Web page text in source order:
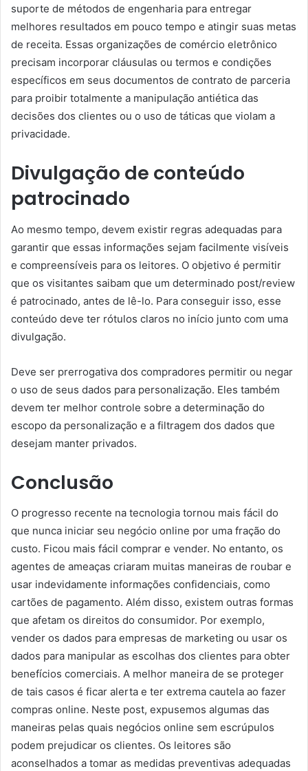
suporte de métodos de engenharia para entregar
melhores resultados em pouco tempo e atingir suas metas
de receita. Essas organizações de comércio eletrônico
precisam incorporar cláusulas ou termos e condições
específicos em seus documentos de contrato de parceria
para proibir totalmente a manipulação antiética das
decisões dos clientes ou o uso de táticas que violam a
privacidade.
Divulgação de conteúdo
patrocinado
Ao mesmo tempo, devem existir regras adequadas para
garantir que essas informações sejam facilmente visíveis
e compreensíveis para os leitores. O objetivo é permitir
que os visitantes saibam que um determinado post/review
é patrocinado, antes de lê-lo. Para conseguir isso, esse
conteúdo deve ter rótulos claros no início junto com uma
divulgação.
Deve ser prerrogativa dos compradores permitir ou negar
o uso de seus dados para personalização. Eles também
devem ter melhor controle sobre a determinação do
escopo da personalização e a filtragem dos dados que
desejam manter privados.
Conclusão
O progresso recente na tecnologia tornou mais fácil do
que nunca iniciar seu negócio online por uma fração do
custo. Ficou mais fácil comprar e vender. No entanto, os
agentes de ameaças criaram muitas maneiras de roubar e
usar indevidamente informações confidenciais, como
cartões de pagamento. Além disso, existem outras formas
que afetam os direitos do consumidor. Por exemplo,
vender os dados para empresas de marketing ou usar os
dados para manipular as escolhas dos clientes para obter
benefícios comerciais. A melhor maneira de se proteger
de tais casos é ficar alerta e ter extrema cautela ao fazer
compras online. Neste post, expusemos algumas das
maneiras pelas quais negócios online sem escrúpulos
podem prejudicar os clientes. Os leitores são
aconselhados a tomar as medidas preventivas adequadas